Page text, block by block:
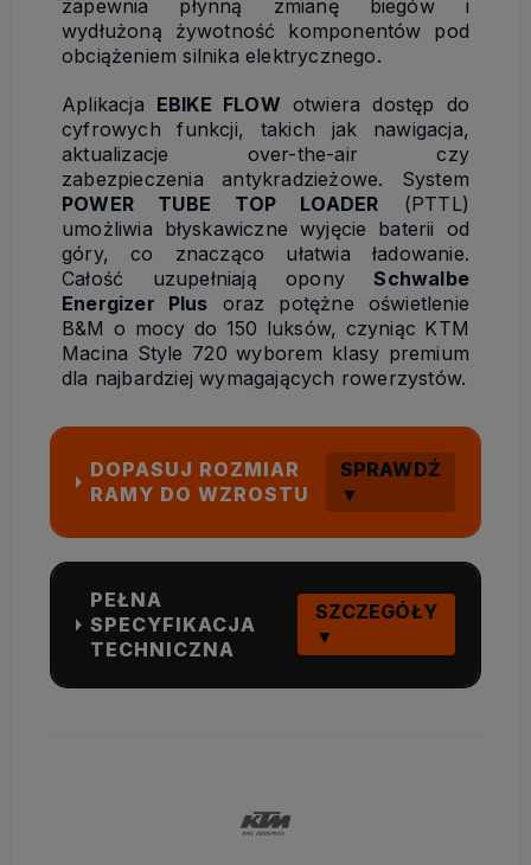
zapewnia płynną zmianę biegów i
wydłużoną żywotność komponentów pod
obciążeniem silnika elektrycznego.
Aplikacja EBIKE FLOW otwiera dostęp do
cyfrowych funkcji, takich jak nawigacja,
aktualizacje over-the-air czy
zabezpieczenia antykradzieżowe. System
POWER TUBE TOP LOADER (PTTL)
umożliwia błyskawiczne wyjęcie baterii od
góry, co znacząco ułatwia ładowanie.
Całość uzupełniają oponySchwalbe
Energizer Plus oraz potężne oświetlenie
B&M o mocy do 150 luksów, czyniąc KTM
Macina Style 720 wyborem klasy premium
dla najbardziej wymagających rowerzystów.
DOPASUJ ROZMIAR
RAMY DO WZROSTU
SPRAWDŹ
▼
PEŁNA
SPECYFIKACJA
TECHNICZNA
SZCZEGÓŁY
▼